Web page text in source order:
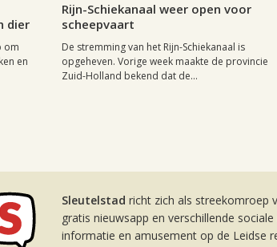
dier
om
en
Rijn-Schiekanaal weer open voor
scheepvaart
De stremming van het Rijn-Schiekanaal is
opgeheven. Vorige week maakte de provincie
Zuid-Holland bekend dat de...
Sleutelstad richt zich als streekomroep
gratis nieuwsapp en verschillende
informatie en amusement op de Leidse